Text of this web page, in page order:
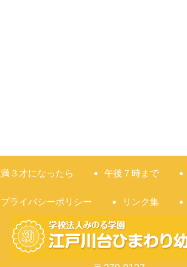
満３才になったら 午後７時まで
プライバシーポリシー リンク集